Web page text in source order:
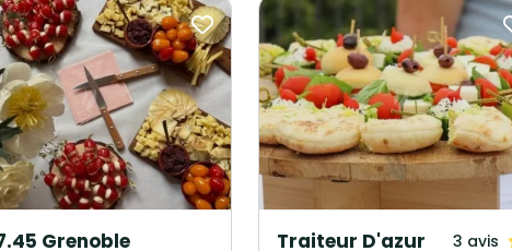
Grenoble Traiteur D'azur 3 avis